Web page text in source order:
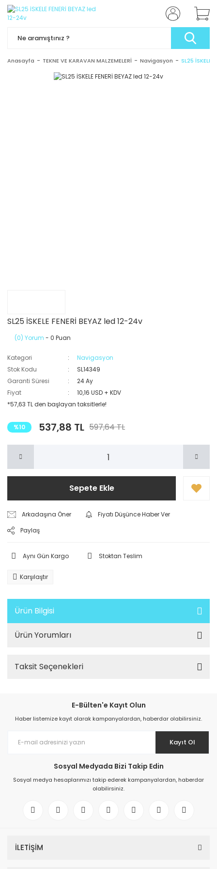
Anasayfa TEKNE VE KARAVAN MALZEMELERİ Navigasyon SL25 İSKELE
SL25 İSKELE FENERİ BEYAZ led 12-24v
(0) Yorum - 0 Puan
Kategori
Navigasyon
Stok Kodu
SL14349
Garanti Süresi
24 Ay
Fiyat
10,16 USD + KDV
*57,63 TL den başlayan taksitlerle!
%10 537,88 TL 597,64 TL
Sepete Ekle
Arkadaşına Öner
Fiyatı Düşünce Haber Ver
Paylaş
Aynı Gün Kargo Stoktan Teslim
Karşılaştır
Ürün Bilgisi
Ürün Yorumları
Taksit Seçenekleri
E-Bülten'e Kayıt Olun
Haber listemize kayıt olarak kampanyalardan, haberdar olabilirsiniz.
Kayıt Ol
Sosyal Medyada Bizi Takip Edin
Sosyal medya hesaplarımızı takip ederek kampanyalardan, haberdar
olabilirsiniz.
İLETİŞİM